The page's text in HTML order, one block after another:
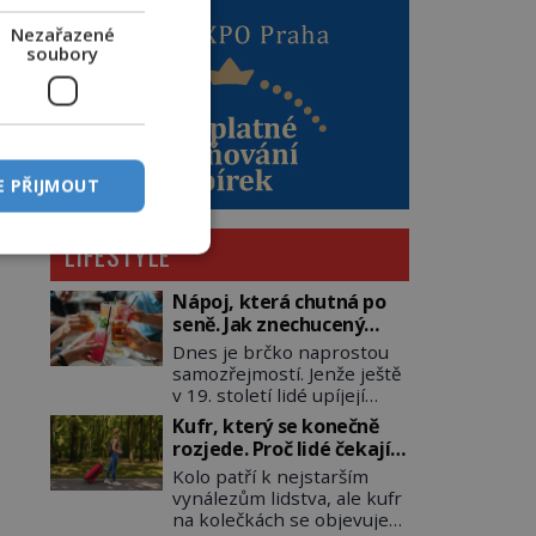
LIFESTYLE
Nápoj, která chutná po
seně. Jak znechucený
Američan vymyslel brčko
Dnes je brčko naprostou
samozřejmostí. Jenže ještě
v 19. století lidé upíjejí
limonády i koktejly dutými
stébly žita nebo žitné
slámy. Fungují sice dobře,
mají ale jednu
nepříjemnou vlastnost po
chvíli se rozmáčejí a nápoji
Kufr, který se konečně
rozjede. Proč lidé čekají
na kolečka téměř pět
tisíc let?
Kolo patří k nejstarším
vynálezům lidstva, ale kufr
na kolečkách se objevuje
Nezařazené
soubory
PŘIJMOUT